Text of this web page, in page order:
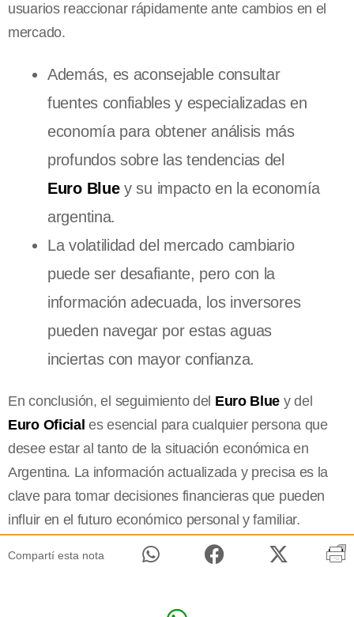
usuarios reaccionar rápidamente ante cambios en el
mercado.
Además, es aconsejable consultar
fuentes confiables y especializadas en
economía para obtener análisis más
profundos sobre las tendencias del
Euro Bluey su impacto en la economía
argentina.
La volatilidad del mercado cambiario
puede ser desafiante, pero con la
información adecuada, los inversores
pueden navegar por estas aguas
inciertas con mayor confianza.
En conclusión, el seguimiento del Euro Blue y del
Euro Oficial es esencial para cualquier persona que
desee estar al tanto de la situación económica en
Argentina. La información actualizada y precisa es la
clave para tomar decisiones financieras que pueden
influir en el futuro económico personal y familiar.
Compartí esta nota